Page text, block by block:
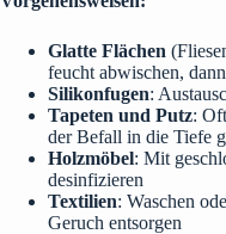
Glatte Flächen
feucht abwischen,
Silikonfugen:
Tapeten und Putz:
der Befall in die Tiefe
Holzmöbel: Mit
desinfizieren
Textilien: Waschen
Geruch entsorgen